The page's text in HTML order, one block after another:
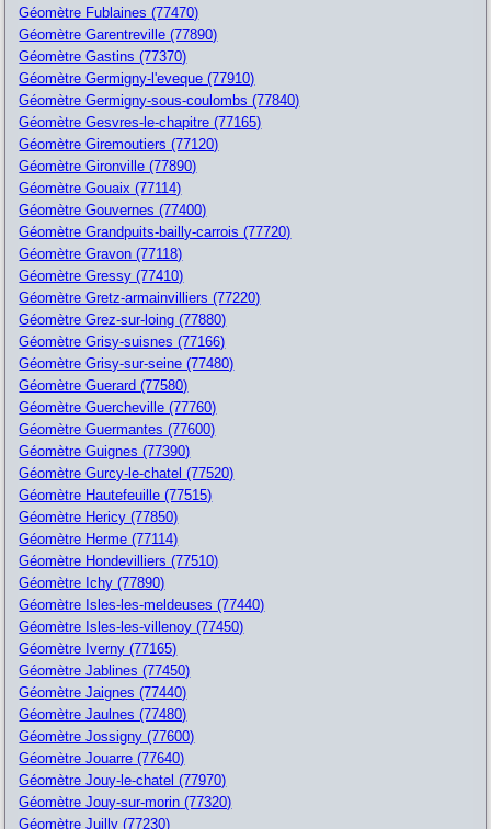
Géomètre Fublaines (77470)
Géomètre Garentreville (77890)
Géomètre Gastins (77370)
Géomètre Germigny-l'eveque (77910)
Géomètre Germigny-sous-coulombs (77840)
Géomètre Gesvres-le-chapitre (77165)
Géomètre Giremoutiers (77120)
Géomètre Gironville (77890)
Géomètre Gouaix (77114)
Géomètre Gouvernes (77400)
Géomètre Grandpuits-bailly-carrois (77720)
Géomètre Gravon (77118)
Géomètre Gressy (77410)
Géomètre Gretz-armainvilliers (77220)
Géomètre Grez-sur-loing (77880)
Géomètre Grisy-suisnes (77166)
Géomètre Grisy-sur-seine (77480)
Géomètre Guerard (77580)
Géomètre Guercheville (77760)
Géomètre Guermantes (77600)
Géomètre Guignes (77390)
Géomètre Gurcy-le-chatel (77520)
Géomètre Hautefeuille (77515)
Géomètre Hericy (77850)
Géomètre Herme (77114)
Géomètre Hondevilliers (77510)
Géomètre Ichy (77890)
Géomètre Isles-les-meldeuses (77440)
Géomètre Isles-les-villenoy (77450)
Géomètre Iverny (77165)
Géomètre Jablines (77450)
Géomètre Jaignes (77440)
Géomètre Jaulnes (77480)
Géomètre Jossigny (77600)
Géomètre Jouarre (77640)
Géomètre Jouy-le-chatel (77970)
Géomètre Jouy-sur-morin (77320)
Géomètre Juilly (77230)